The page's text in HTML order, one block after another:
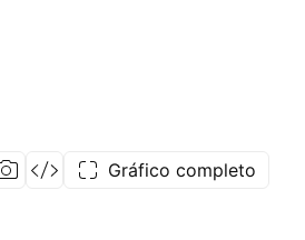
Gráfico completo